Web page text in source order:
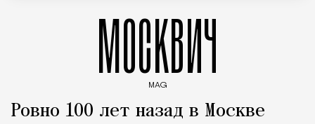
МОСКВИЧ
MAG
Ровно 100 лет назад в Москве